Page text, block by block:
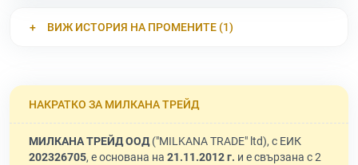
ВИЖ ИСТОРИЯ НА ПРОМЕНИТЕ (1)
НАКРАТКО ЗА МИЛКАНА ТРЕЙД
МИЛКАНА ТРЕЙД ООД("MILKANA TRADE" ltd), с ЕИК
202326705, е основана на 21.11.2012 г. и е свързана с 2